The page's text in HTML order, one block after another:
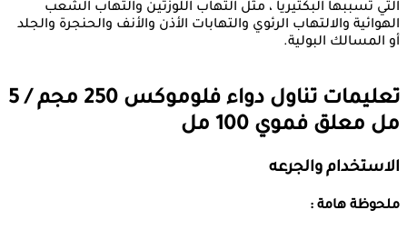
التي تسببها البكتيريا ، مثل التهاب اللوزتين والتهاب الشعب
الهوائية والالتهاب الرئوي والتهابات الأذن والأنف والحنجرة والجلد
أو المسالك البولية.
تعليمات تناول دواء
فلوموكس 250 مجم / 5
مل معلق فموي 100 مل
الاستخدام والجرعه
ملحوظة هامة :